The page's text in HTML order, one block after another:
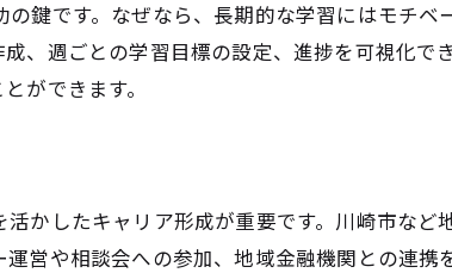
シャルプランナーを目指すポイント
得に与える影響
サポート活用術
ァイナンシャルプランナー支援サービス
を活用した資格取得方法
鍵です。なぜなら、長期的な学習にはモチベ
、週ごとの学習目標の設定、進捗を可視化で
ができます。
かしたキャリア形成が重要です。川崎市など
営や相談会への参加、地域金融機関との連携